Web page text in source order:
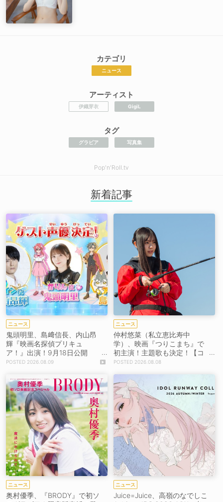
カテゴリ
ニュース
アーティスト
伊織芽衣 GigiL
タグ
グラビア 写真集
Pop'n'Roll.tv
新着記事
ニュース
鬼頭明里、島﨑信長、内山昂
輝『映画名探偵プリキュ
ア！』出演！9月18日公開
【コメントあり】
2026.08.09
ニュース
仲村悠菜（私立恵比寿中
学）、映画『つりこまち』で
初主演！主題歌も決定！【コ
メントあり】
2026.08.08
ニュース
奥村優季、『BRODY』で初ソ
ニュース
Juice=Juice、高嶺のなでしこ